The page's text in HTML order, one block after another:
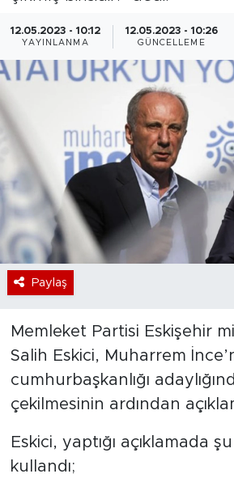
12.05.2023 - 10:12
YAYINLANMA
12.05.2023 - 10:26
GÜNCELLEME
Paylaş
Memleket Partisi Eskişehir
Salih Eskici, Muharrem
cumhurbaşkanlığı
çekilmesinin ardından
Eskici, yaptığı açıklamada
kullandı;
Sanat
Bölge
Teknoloji
Magazin
Dünya
Sektör